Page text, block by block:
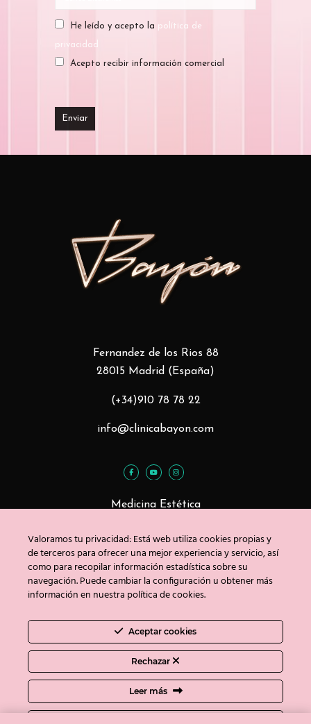
He leído y acepto la política de
privacidad
Acepto recibir información comercial
Fernandez de los Rios 88
28015 Madrid (España)
(+34)910 78 78 22
info@clinicabayon.com
Medicina Estética
Tratamientos Corporales
Blog
Copyright © Clínica Bayón 2020
Política de privacidad/Uso de cookies/Aviso
legal
Valoramos tu privacidad: Está web utiliza cookies propias y
de terceros para ofrecer una mejor experiencia y servicio, así
como para recopilar información estadística sobre su
navegación. Puede cambiar la configuración u obtener más
información en nuestra política de cookies.
Aceptar cookies
Rechazar
Leer más